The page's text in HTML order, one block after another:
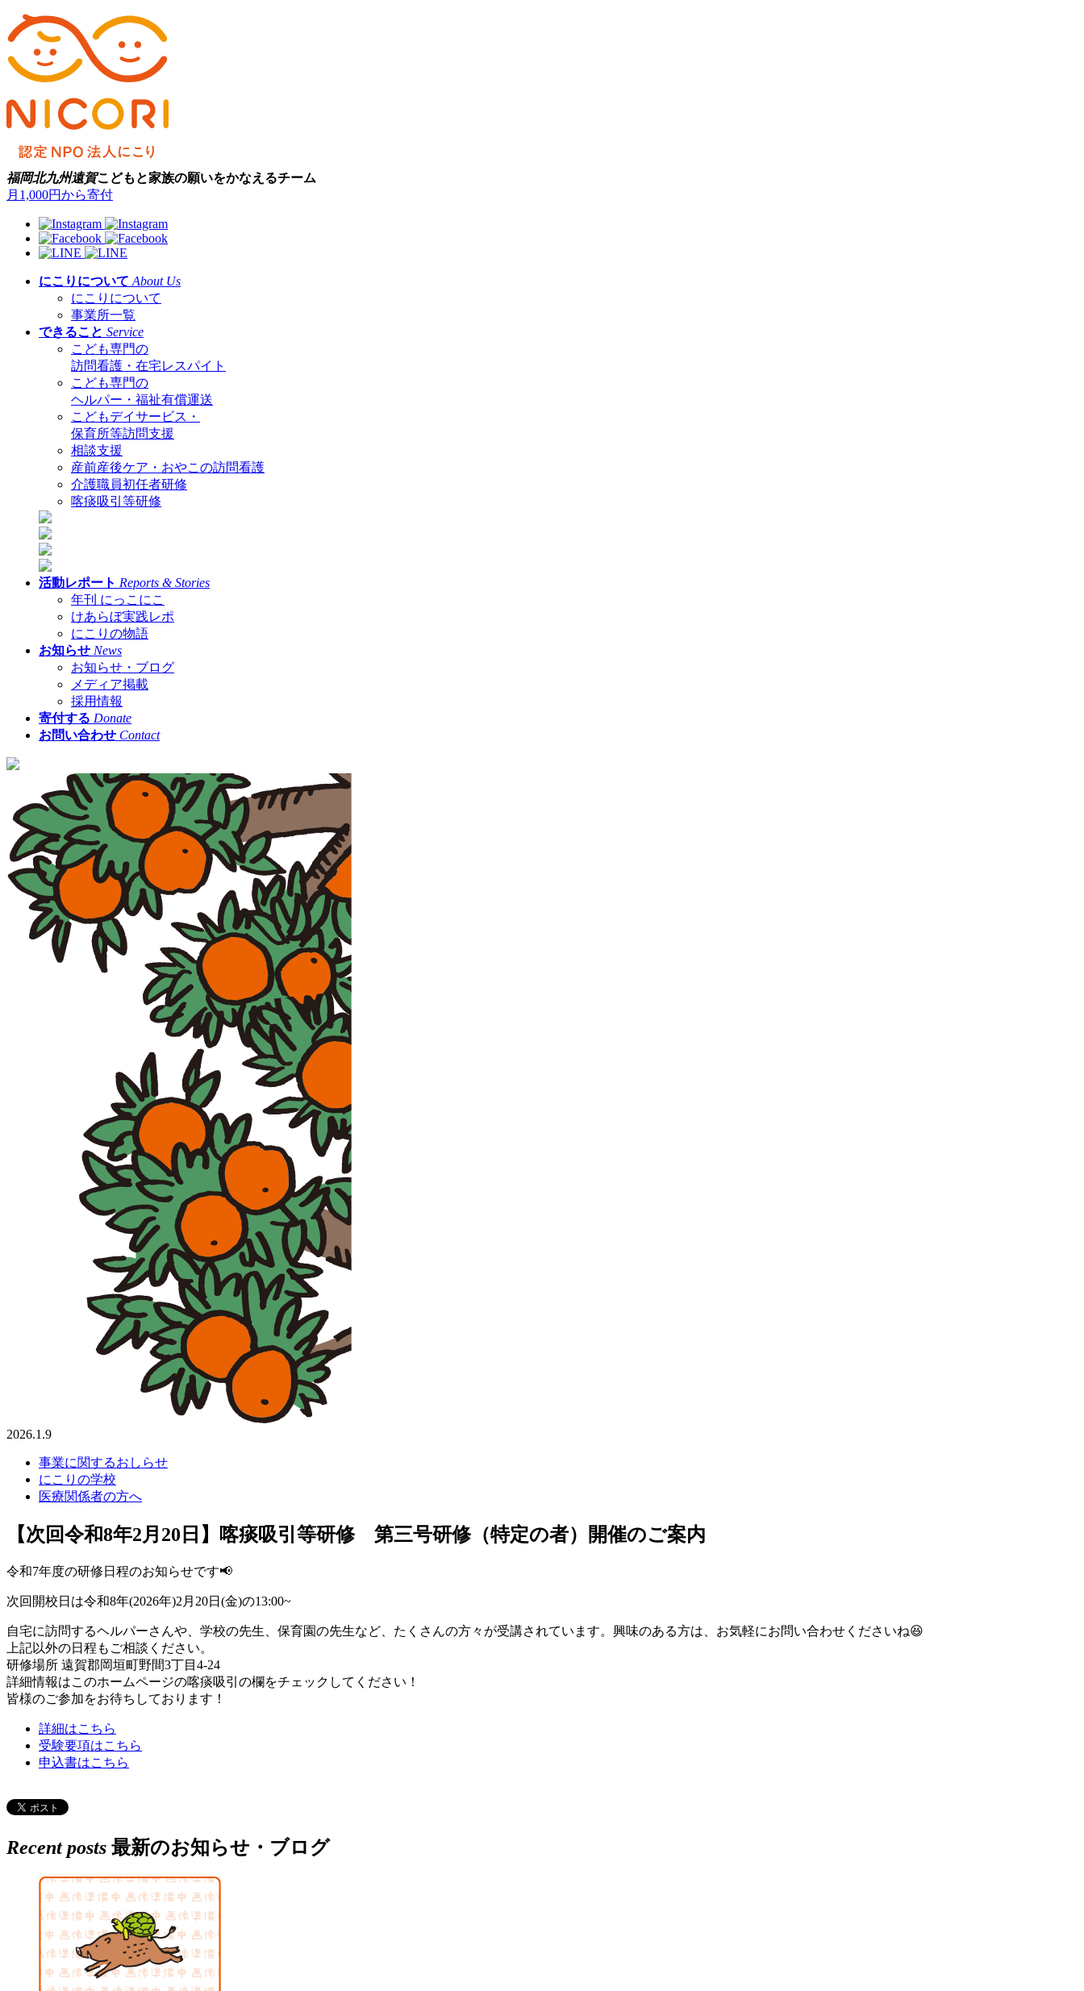
福岡北九州遠賀こどもと家族の願いをかなえるチーム
月1,000円から寄付
にこりについて About Us
にこりについて
事業所一覧
できること Service
こども専門の
訪問看護・在宅レスパイト
こども専門の
ヘルパー・福祉有償運送
こどもデイサービス・
保育所等訪問支援
相談支援
産前産後ケア・おやこの訪問看護
介護職員初任者研修
喀痰吸引等研修
活動レポート Reports & Stories
年刊 にっこにこ
けあらぼ実践レポ
にこりの物語
お知らせ News
お知らせ・ブログ
メディア掲載
採用情報
寄付する Donate
お問い合わせ Contact
2026.1.9
事業に関するおしらせ
にこりの学校
医療関係者の方へ
【次回令和8年2月20日】喀痰吸引等研修 第三号研修（特定の者）開催のご案内
令和7年度の研修日程のお知らせです📢
次回開校日は令和8年(2026年)2月20日(金)の13:00~
自宅に訪問するヘルパーさんや、学校の先生、保育園の先生など、たくさんの方々が受講されています。興味のある方は、お気軽にお問い合わせくださいね😆
上記以外の日程もご相談ください。
研修場所 遠賀郡岡垣町野間3丁目4-24
詳細情報はこのホームページの喀痰吸引の欄をチェックしてください！
皆様のご参加をお待ちしております！
詳細はこちら
受験要項はこちら
申込書はこちら
Recent posts 最新のお知らせ・ブログ